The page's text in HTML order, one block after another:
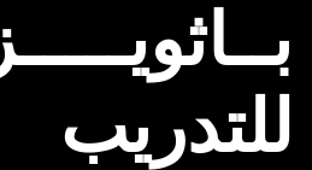
بــاثويـــــز
للتدريب